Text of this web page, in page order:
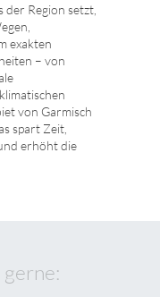
Region setzt,
exakten
– von
von Garmisch
spart Zeit,
erhöht die